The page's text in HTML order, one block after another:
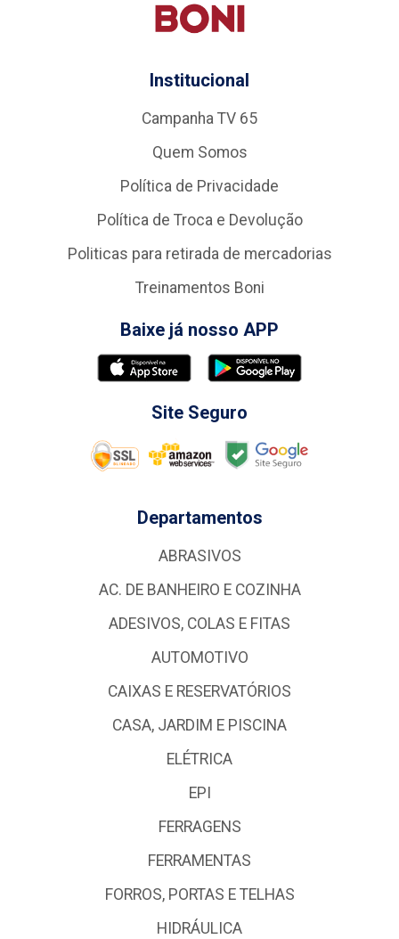
Institucional
Campanha TV 65
Quem Somos
Política de Privacidade
Política de Troca e Devolução
Politicas para retirada de mercadorias
Treinamentos Boni
Baixe já nosso APP
Site Seguro
Departamentos
ABRASIVOS
AC. DE BANHEIRO E COZINHA
ADESIVOS, COLAS E FITAS
AUTOMOTIVO
CAIXAS E RESERVATÓRIOS
CASA, JARDIM E PISCINA
ELÉTRICA
EPI
FERRAGENS
FERRAMENTAS
FORROS, PORTAS E TELHAS
HIDRÁULICA